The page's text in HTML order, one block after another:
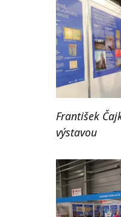
František
výstavou